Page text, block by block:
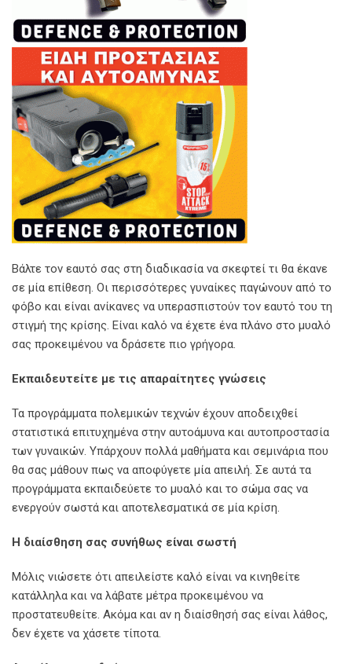
Βάλτε τον εαυτό σας στη διαδικασία να σκεφτεί τι θα έκανε
σε μία επίθεση. Οι περισσότερες γυναίκες παγώνουν από το
φόβο και είναι ανίκανες να υπερασπιστούν τον εαυτό του τη
στιγμή της κρίσης. Είναι καλό να έχετε ένα πλάνο στο μυαλό
σας προκειμένου να δράσετε πιο γρήγορα.
Εκπαιδευτείτε με τις απαραίτητες γνώσεις
Τα προγράμματα πολεμικών τεχνών έχουν αποδειχθεί
στατιστικά επιτυχημένα στην αυτοάμυνα και αυτοπροστασία
των γυναικών. Υπάρχουν πολλά μαθήματα και σεμινάρια που
θα σας μάθουν πως να αποφύγετε μία απειλή. Σε αυτά τα
προγράμματα εκπαιδεύετε το μυαλό και το σώμα σας να
ενεργούν σωστά και αποτελεσματικά σε μία κρίση.
Η διαίσθηση σας συνήθως είναι σωστή
Μόλις νιώσετε ότι απειλείστε καλό είναι να κινηθείτε
κατάλληλα και να λάβατε μέτρα προκειμένου να
προστατευθείτε. Ακόμα και αν η διαίσθησή σας είναι λάθος,
δεν έχετε να χάσετε τίποτα.